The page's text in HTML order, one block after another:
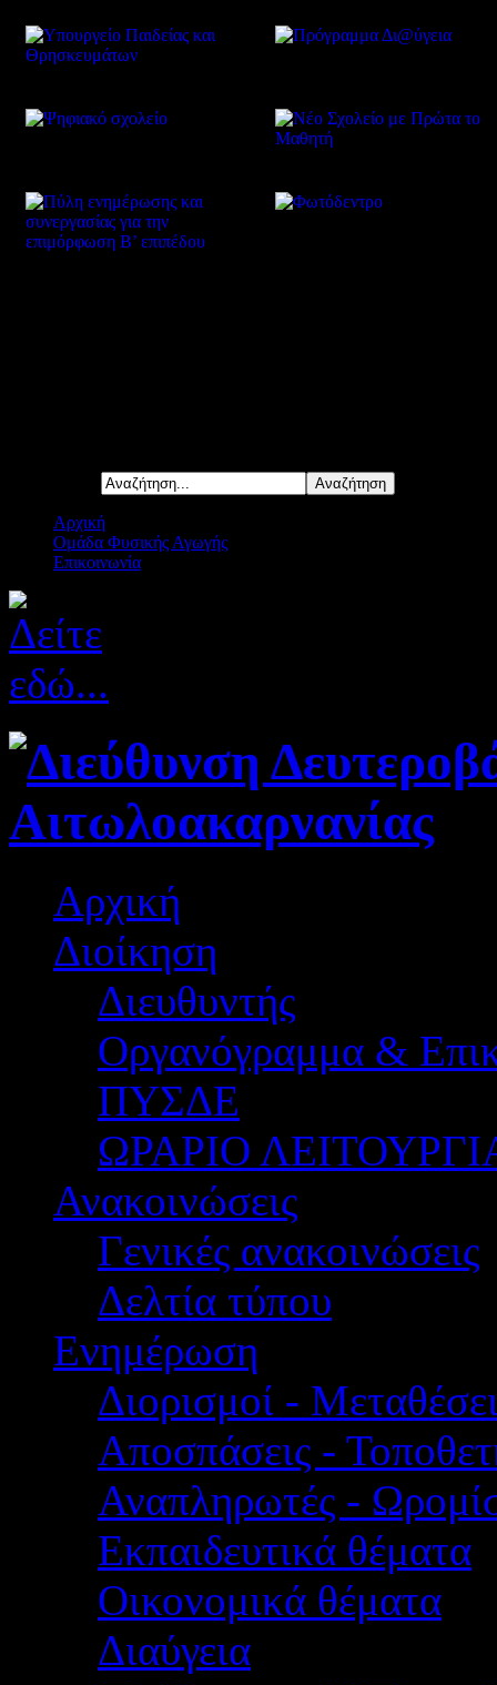
Αρχική
Ομάδα Φυσικής Αγωγής
Επικοινωνία
Αρχική
Διοίκηση
Διευθυντής
Οργανόγραμμα &
ΠΥΣΔΕ
ΩΡΑΡΙΟ
Ανακοινώσεις
Γενικές ανακοινώσεις
Δελτία τύπου
Ενημέρωση
Διορισμοί -
Αποσπάσεις -
Αναπληρωτές -
Εκπαιδευτικά θέματα
Οικονομικά θέματα
Διαύγεια